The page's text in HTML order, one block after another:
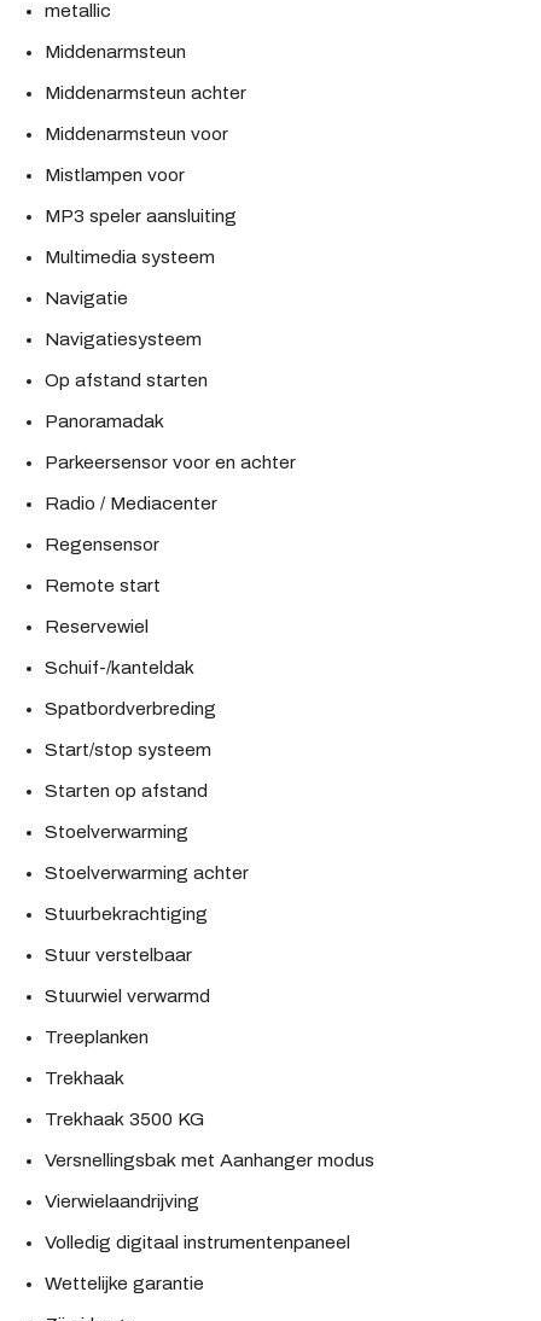
metallic
Middenarmsteun
Middenarmsteun achter
Middenarmsteun voor
Mistlampen voor
MP3 speler aansluiting
Multimedia systeem
Navigatie
Navigatiesysteem
Op afstand starten
Panoramadak
Parkeersensor voor en achter
Radio / Mediacenter
Regensensor
Remote start
Reservewiel
Schuif-/kanteldak
Spatbordverbreding
Start/stop systeem
Starten op afstand
Stoelverwarming
Stoelverwarming achter
Stuurbekrachtiging
Stuur verstelbaar
Stuurwiel verwarmd
Treeplanken
Trekhaak
Trekhaak 3500 KG
Versnellingsbak met Aanhanger modus
Vierwielaandrijving
Volledig digitaal instrumentenpaneel
Wettelijke garantie